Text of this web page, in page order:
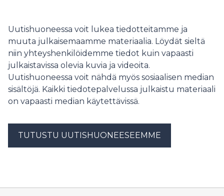
Uutishuoneessa voit lukea tiedotteitamme ja
muuta julkaisemaamme materiaalia. Löydät sieltä
niin yhteyshenkilöidemme tiedot kuin vapaasti
julkaistavissa olevia kuvia ja videoita.
Uutishuoneessa voit nähdä myös sosiaalisen median
sisältöjä. Kaikki tiedotepalvelussa julkaistu materiaali
on vapaasti median käytettävissä.
TUTUSTU UUTISHUONEESEEMME